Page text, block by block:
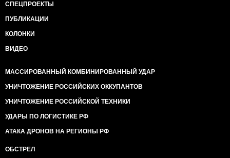
СПЕЦПРОЕКТЫ
ПУБЛИКАЦИИ
КОЛОНКИ
ВИДЕО
МАССИРОВАННЫЙ КОМБИНИРОВАННЫЙ УДАР
УНИЧТОЖЕНИЕ РОССИЙСКИХ ОККУПАНТОВ
УНИЧТОЖЕНИЕ РОССИЙСКОЙ ТЕХНИКИ
УДАРЫ ПО ЛОГИСТИКЕ РФ
АТАКА ДРОНОВ НА РЕГИОНЫ РФ
ОБСТРЕЛ